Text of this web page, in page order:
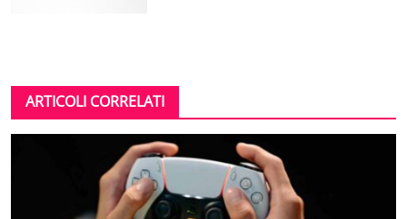
ARTICOLI CORRELATI